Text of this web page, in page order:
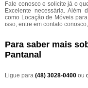
Fale conosco e solicite já o
Excelente necessária. Além
como Locação de Móveis
isso, entre em contato
Para saber mais
Pantanal
Ligue para (48) 3028-0400 ou